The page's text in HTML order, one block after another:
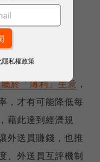
員品質與送餐成
於「薄利」生意 ，
，才有可能降低每
藉此達到經濟規
外送員賺錢，也推
、外送員互評機制
隱私權政策